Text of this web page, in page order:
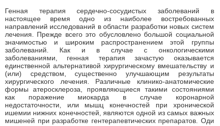
Генная терапия сердечно-сосудистых заболеваний в
настоящее время одно из наиболее востребованных
направлений исследований в области разработки новых систем
лечения. Прежде всего это обусловлено большой социальной
значимостью и широким распространением этой группы
заболеваний. Как и в случае с онкологическими
заболеваниями, генная терапия зачастую оказывается
единственной альтернативой хирургическому вмешательству и
(или) средством, существенно улучшающим результаты
хирургического лечения. Различные клинико-анатомические
формы атеросклероза, проявляющиеся такими состояниями
как поражение миокарда в случае коронарной
недостаточности, или мышц конечностей при хронической
ишемии нижних конечностей, являются одной из самых важных
мишеней при разработке гентерапевтических препаратов. Оди